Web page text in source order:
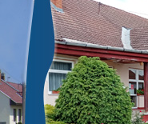
Ugrás
tartalomra